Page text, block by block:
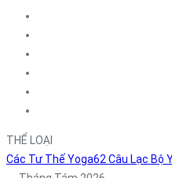
THỂ LOẠI
Các Tư Thế Yoga62 Câu Lạc Bộ